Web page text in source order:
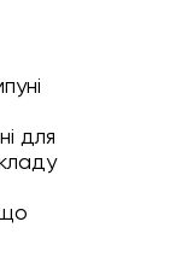
для